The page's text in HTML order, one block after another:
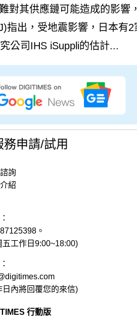
對其供應鏈可能造成的影響，
指出，受地震影響，日本有2
公司IHS iSuppli的估計...
務申請/試用
詢
紹
。
五工作日9:00~18:00)
日內將回覆您的來信)
行動版